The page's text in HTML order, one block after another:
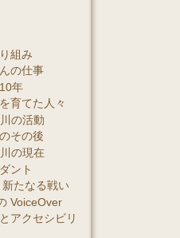
組み
の仕事
年
育てた人々
の活動
その後
の現在
ント
たなる戦い
VoiceOver
アクセシビリ